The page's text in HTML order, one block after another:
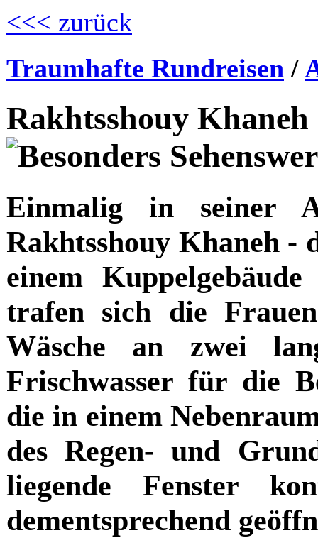
<<< zurück
Traumhafte Rundreisen /
Rakhtsshouy Khaneh
Einmalig in seiner
Rakhtsshouy Khaneh -
einem
trafen sich die
Wäsche an zwei
Frischwasser für die
die in einem
des Regen- und
liegende Fenster
dementsprechend